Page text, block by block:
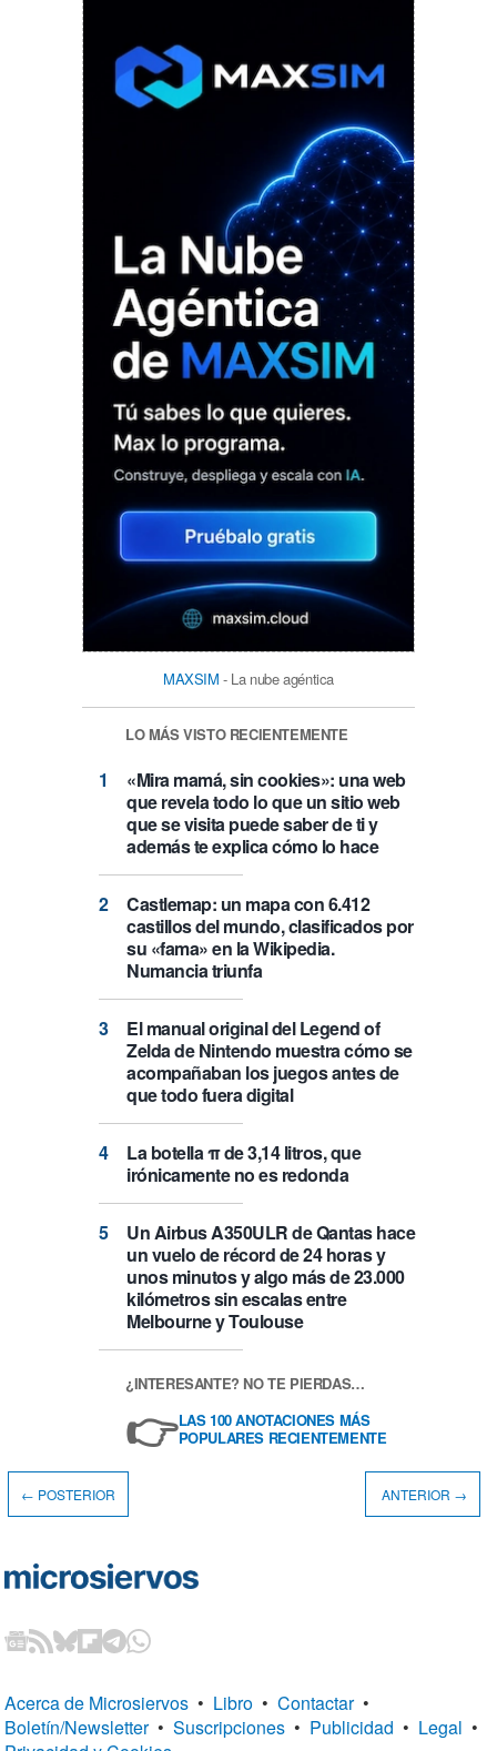
MAXSIM - La nube agéntica
LO MÁS VISTO RECIENTEMENTE
«Mira mamá, sin cookies»: una web
que revela todo lo que un sitio web
que se visita puede saber de ti y
además te explica cómo lo hace
Castlemap: un mapa con 6.412
castillos del mundo, clasificados por
su «fama» en la Wikipedia.
Numancia triunfa
El manual original del Legend of
Zelda de Nintendo muestra cómo se
acompañaban los juegos antes de
que todo fuera digital
La botella π de 3,14 litros, que
irónicamente no es redonda
Un Airbus A350ULR de Qantas hace
un vuelo de récord de 24 horas y
unos minutos y algo más de 23.000
kilómetros sin escalas entre
Melbourne y Toulouse
¿INTERESANTE? NO TE PIERDAS…
👉LAS 100 ANOTACIONES MÁS
POPULARES RECIENTEMENTE
← POSTERIOR ANTERIOR →
Acerca de Microsiervos • Libro • Contactar •
Boletín/Newsletter • Suscripciones • Publicidad • Legal •